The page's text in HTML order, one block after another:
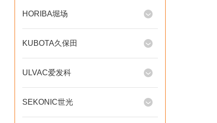
HORIBA堀场
KUBOTA久保田
ULVAC爱发科
SEKONIC世光